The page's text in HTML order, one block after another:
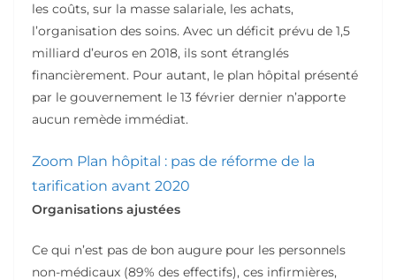
les coûts, sur la masse salariale, les achats,
l’organisation des soins. Avec un déficit prévu de 1,5
milliard d’euros en 2018, ils sont étranglés
financièrement. Pour autant, le plan hôpital présenté
par le gouvernement le 13 février dernier n’apporte
aucun remède immédiat.
Zoom Plan hôpital : pas de réforme de la
tarification avant 2020
Organisations ajustées
Ce qui n’est pas de bon augure pour les personnels
non-médicaux (89% des effectifs), ces infirmières,